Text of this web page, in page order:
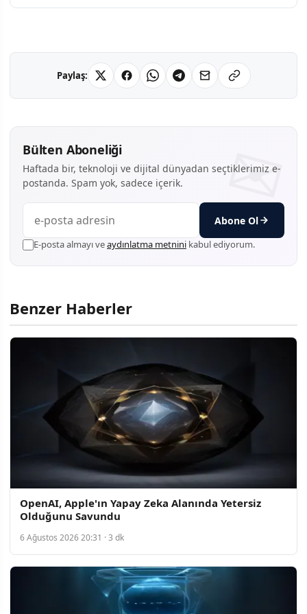
Paylaş:
Bülten Aboneliği
Haftada bir, teknoloji ve dijital dünyadan seçtiklerimiz e-
postanda. Spam yok, sadece içerik.
Abone Ol
E-posta almayı veaydınlatma metnini kabul ediyorum.
Benzer Haberler
OpenAI, Apple'ın Yapay Zeka Alanında Yetersiz
Olduğunu Savundu
6 Ağustos 2026 20:31 · 3 dk